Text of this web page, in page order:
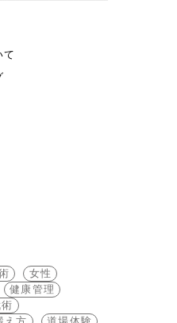
て
女性
健康管理